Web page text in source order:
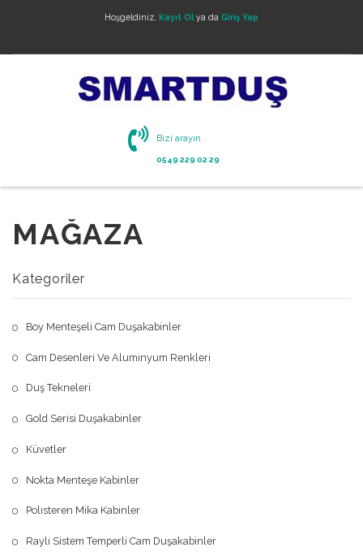
Hoşgeldiniz, Kayıt Ol ya da Giriş Yap
Bizi arayın
0549 229 02 29
MAĞAZA
Kategoriler
Boy Menteşeli Cam Duşakabinler
Cam Desenleri Ve Aluminyum Renkleri
Duş Tekneleri
Gold Serisi Duşakabinler
Küvetler
Nokta Menteşe Kabinler
Polısteren Mika Kabinler
Raylı Sistem Temperli Cam Duşakabinler